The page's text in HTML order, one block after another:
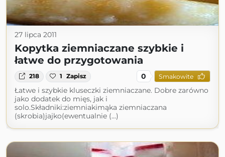
27 lipca 2011
Kopytka ziemniaczane szybkie i
łatwe do przygotowania
218 1 Zapisz 0 Smakowite
Łatwe i szybkie kluseczki ziemniaczane. Dobre zarówno
jako dodatek do mięs, jak i
solo.Składniki:ziemniakimąka ziemniaczana
(skrobia)jajko(ewentualnie (...)